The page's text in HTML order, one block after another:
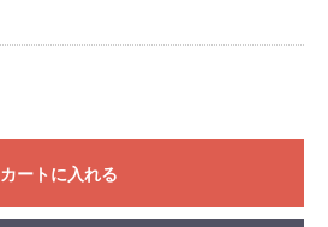
カートに入れる